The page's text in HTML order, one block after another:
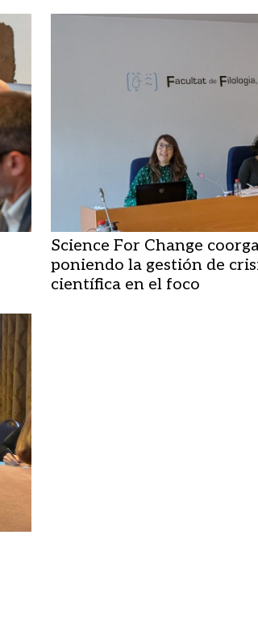
Science For Change
poniendo la gestión de
científica en el foco